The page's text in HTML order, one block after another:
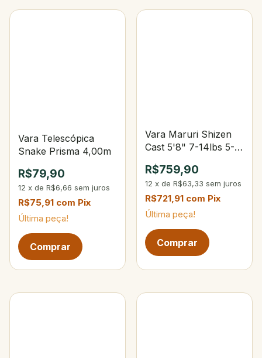
Vara Telescópica
Snake Prisma 4,00m
R$79,90
12 x de R$6,66 sem juros
R$75,91 com Pix
Última peça!
Vara Maruri Shizen
Cast 5'8" 7-14lbs 5-
R$759,90
12 x de R$63,33 sem juros
R$721,91 com Pix
Última peça!